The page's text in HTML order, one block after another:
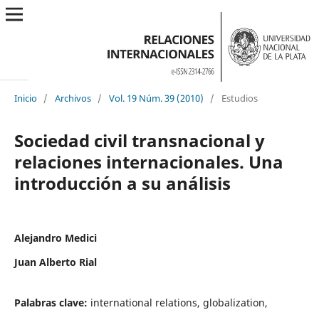
Inicio / Archivos / Vol. 19 Núm. 39 (2010) / Estudios
Sociedad civil transnacional y
relaciones internacionales. Una
introducción a su análisis
Alejandro Medici
Juan Alberto Rial
Palabras clave: international relations, globalization,